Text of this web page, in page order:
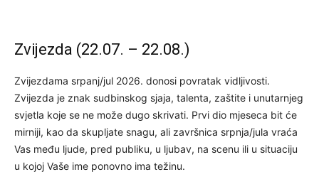
Zvijezda (22.07. – 22.08.)
Zvijezdama srpanj/jul 2026. donosi povratak vidljivosti.
Zvijezda je znak sudbinskog sjaja, talenta, zaštite i unutarnjeg
svjetla koje se ne može dugo skrivati. Prvi dio mjeseca bit će
mirniji, kao da skupljate snagu, ali završnica srpnja/jula vraća
Vas među ljude, pred publiku, u ljubav, na scenu ili u situaciju
u kojoj Vaše ime ponovno ima težinu.